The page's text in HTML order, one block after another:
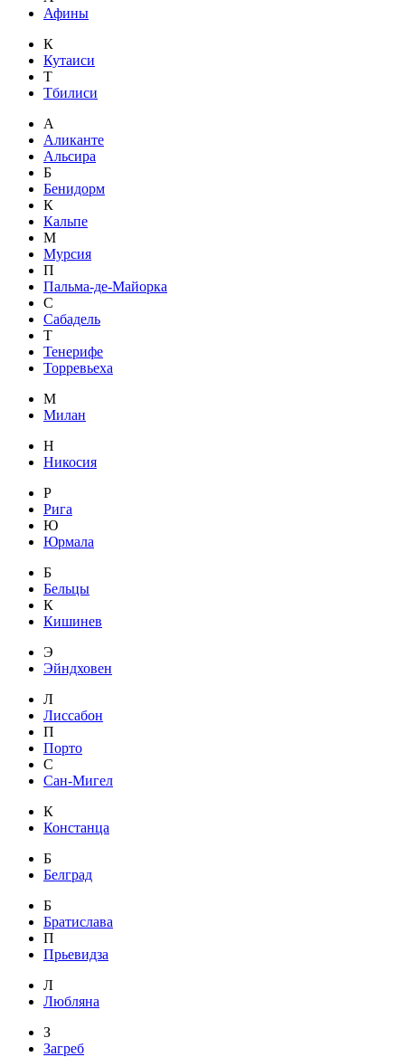
Афины
К
Кутаиси
Т
Тбилиси
А
Аликанте
Альсира
Б
Бенидорм
К
Кальпе
М
Мурсия
П
Пальма-де-Майорка
С
Сабадель
Т
Тенерифе
Торревьеха
М
Милан
Н
Никосия
Р
Рига
Ю
Юрмала
Б
Бельцы
К
Кишинев
Э
Эйндховен
Л
Лиссабон
П
Порто
С
Сан-Мигел
К
Констанца
Б
Белград
Б
Братислава
П
Прьевидза
Л
Любляна
З
Загреб